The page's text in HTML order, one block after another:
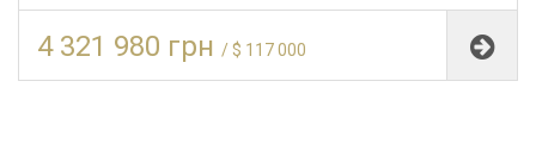
4 321 980 грн / $ 117 000